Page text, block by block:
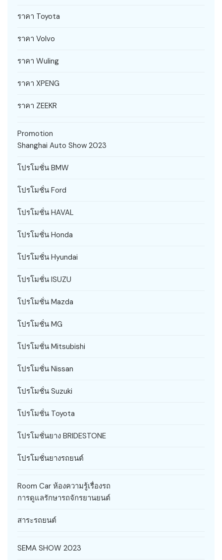
ราคา Toyota
ราคา Volvo
ราคา Wuling
ราคา XPENG
ราคา ZEEKR
Promotion
Shanghai Auto Show 2023
โปรโมชั่น BMW
โปรโมชั่น Ford
โปรโมชั่น HAVAL
โปรโมชั่น Honda
โปรโมชั่น Hyundai
โปรโมชั่น ISUZU
โปรโมชั่น Mazda
โปรโมชั่น MG
โปรโมชั่น Mitsubishi
โปรโมชั่น Nissan
โปรโมชั่น Suzuki
โปรโมชั่น Toyota
โปรโมชั่นยาง BRIDESTONE
โปรโมชั่นยางรถยนต์
Room Car ห้องความรู้เรื่องรถ
การดูแลรักษารถจักรยานยนต์
สาระรถยนต์
SEMA SHOW 2023